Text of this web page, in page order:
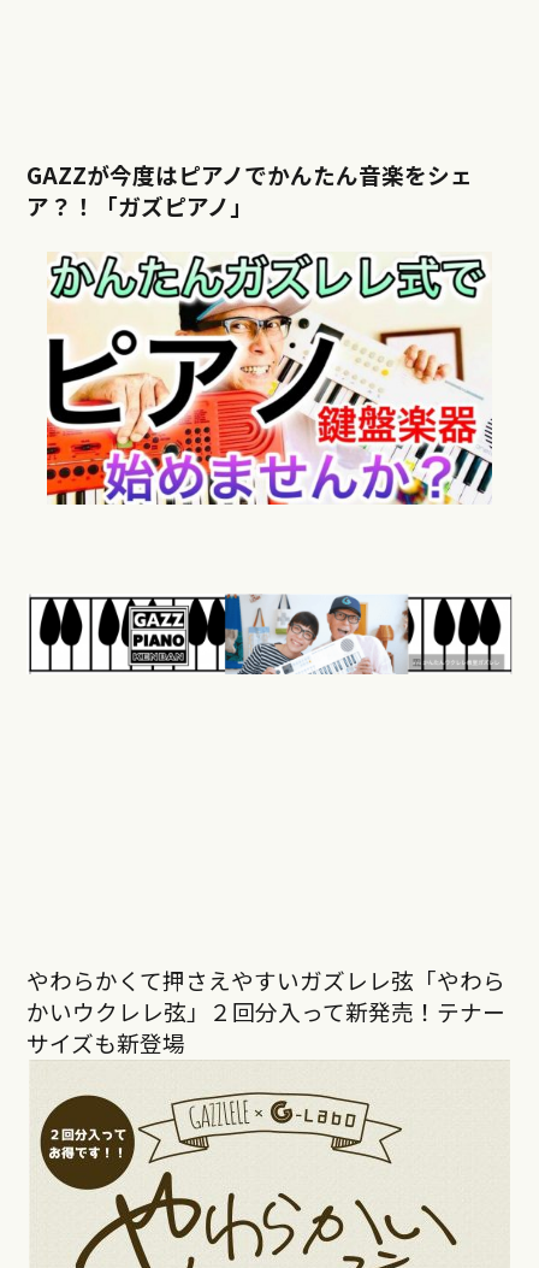
GAZZが今度はピアノでかんたん音楽をシェ
ア？！「ガズピアノ」
やわらかくて押さえやすいガズレレ弦「やわら
かいウクレレ弦」２回分入って新発売！テナー
サイズも新登場